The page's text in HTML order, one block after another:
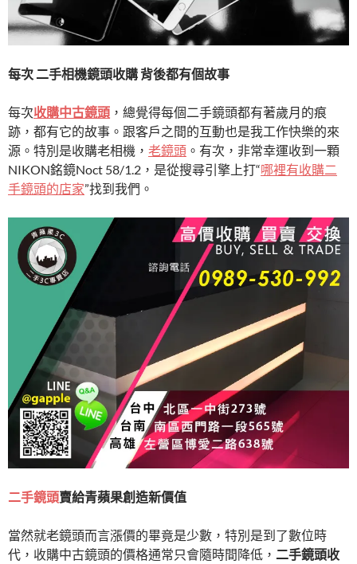
每次 二手相機鏡頭收購 背後都有個故事
每次收購中古鏡頭 ，總覺得每個二手鏡頭都有著歲月的痕
跡，都有它的故事。跟客戶之間的互動也是我工作快樂的來
源。特別是收購老相機， 老鏡頭 。有次，非常幸運收到一顆
NIKON銘鏡Noct 58/1.2，是從搜尋引擎上打“哪裡有收購二
手鏡頭的店家”找到我們。
二手鏡頭賣給青蘋果創造新價值
當然就老鏡頭而言漲價的畢竟是少數，特別是到了數位時
代，收購中古鏡頭的價格通常只會隨時間降低， 二手鏡頭收